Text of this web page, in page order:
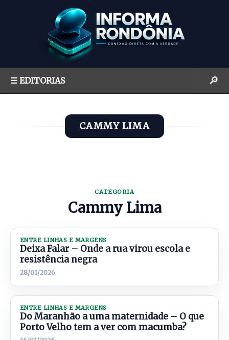
☰ EDITORIAS 🔎
CAMMY LIMA
CATEGORIA
Cammy Lima
ENTRE LINHAS E MARGENS
Deixa Falar – Onde a rua virou escola e
resistência negra
28/01/2026
ENTRE LINHAS E MARGENS
Do Maranhão a uma maternidade – O que
Porto Velho tem a ver com macumba?